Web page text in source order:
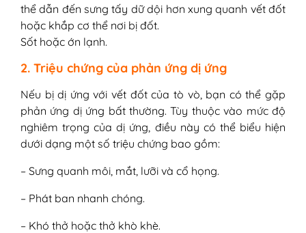
thể dẫn đến sưng tấy dữ dội hơn xung quanh vết đốt
hoặc khắp cơ thể nơi bị đốt.
Sốt hoặc ớn lạnh.
2. Triệu chứng của phản ứng dị ứng
Nếu bị dị ứng với vết đốt của tò vò, bạn có thể gặp
phản ứng dị ứng bất thường. Tùy thuộc vào mức độ
nghiêm trọng của dị ứng, điều này có thể biểu hiện
dưới dạng một số triệu chứng bao gồm:
– Sưng quanh môi, mắt, lưỡi và cổ họng.
– Phát ban nhanh chóng.
– Khó thở hoặc thở khò khè.